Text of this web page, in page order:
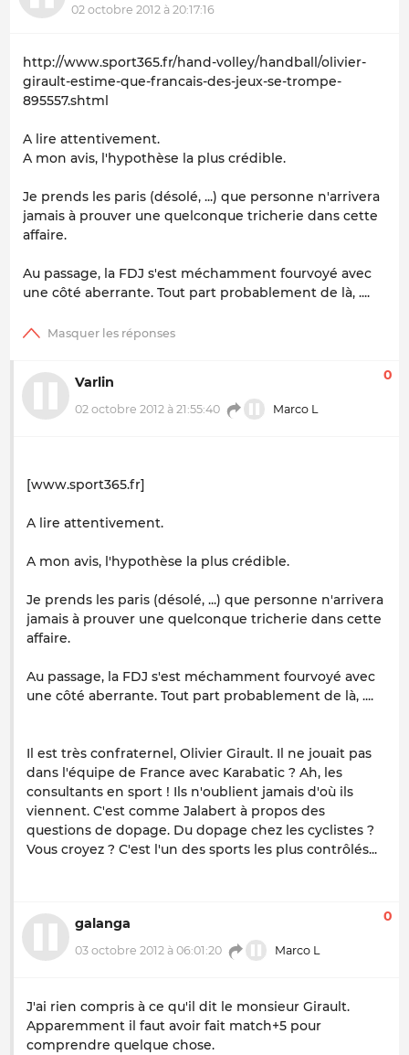
02 octobre 2012 à 20:17:16
http://www.sport365.fr/hand-volley/handball/olivier-
girault-estime-que-francais-des-jeux-se-trompe-
895557.shtml
A lire attentivement.
A mon avis, l'hypothèse la plus crédible.
Je prends les paris (désolé, ...) que personne n'arrivera
jamais à prouver une quelconque tricherie dans cette
affaire.
Au passage, la FDJ s'est méchamment fourvoyé avec
une côté aberrante. Tout part probablement de là, ....
Varlin
02 octobre 2012 à 21:55:40 Marco L
0
[www.sport365.fr]
A lire attentivement.
A mon avis, l'hypothèse la plus crédible.
Je prends les paris (désolé, ...) que personne n'arrivera
jamais à prouver une quelconque tricherie dans cette
affaire.
Au passage, la FDJ s'est méchamment fourvoyé avec
une côté aberrante. Tout part probablement de là, ....
Il est très confraternel, Olivier Girault. Il ne jouait pas
dans l'équipe de France avec Karabatic ? Ah, les
consultants en sport ! Ils n'oublient jamais d'où ils
viennent. C'est comme Jalabert à propos des
questions de dopage. Du dopage chez les cyclistes ?
Vous croyez ? C'est l'un des sports les plus contrôlés...
galanga
03 octobre 2012 à 06:01:20 Marco L
0
J'ai rien compris à ce qu'il dit le monsieur Girault.
Apparemment il faut avoir fait match+5 pour
comprendre quelque chose.